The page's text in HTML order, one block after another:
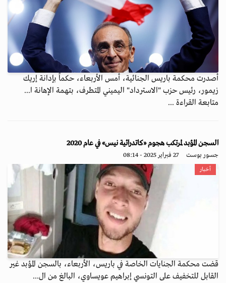
أصدرت محكمة باريس الجنائية، أمس الأربعاء، حكماً بإدانة إريك
زيمور، رئيس حزب "الاسترداد" اليميني المتطرف، بتهمة الإهانة ا...
متابعة القراءة ...
السجن المؤبد لمرتكب هجوم «كاتدرائية نيس» في عام 2020
جسور بوست 27 فبراير 2025 - 08:14
أخبار
قضت محكمة الجنايات الخاصة في باريس، الأربعاء، بالسجن المؤبد غير
القابل للتخفيف على التونسي إبراهيم عويساوي، البالغ من ال...